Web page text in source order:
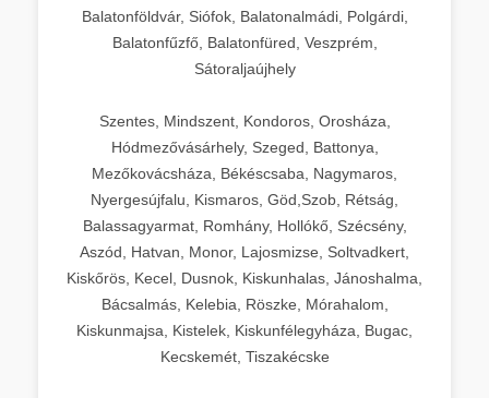
Balatonföldvár, Siófok, Balatonalmádi, Polgárdi,
Balatonfűzfő, Balatonfüred, Veszprém,
Sátoraljaújhely
Szentes, Mindszent, Kondoros, Orosháza,
Hódmezővásárhely, Szeged, Battonya,
Mezőkovácsháza, Békéscsaba, Nagymaros,
Nyergesújfalu, Kismaros, Göd,Szob, Rétság,
Balassagyarmat, Romhány, Hollókő, Szécsény,
Aszód, Hatvan, Monor, Lajosmizse, Soltvadkert,
Kiskőrös, Kecel, Dusnok, Kiskunhalas, Jánoshalma,
Bácsalmás, Kelebia, Röszke, Mórahalom,
Kiskunmajsa, Kistelek, Kiskunfélegyháza, Bugac,
Kecskemét, Tiszakécske